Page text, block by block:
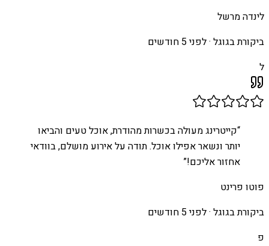
לינדה מרשל
ביקורת בגוגל ·לפני 5 חודשים
ל
“קייטרינג מעולה בכשרות מהודרת, אוכל טעים והביאו
יותר ונשאר אפילו אוכל. תודה על אירוע מושלם, בוודאי
אחזור אליכם!”
פוטו פרינט
ביקורת בגוגל ·לפני 5 חודשים
פ